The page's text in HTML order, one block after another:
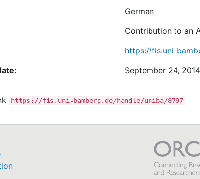
German
Contribution to an
https://fis.uni-
September 24, 2014
https://fis.uni-bamberg.de/handle/uniba/8797